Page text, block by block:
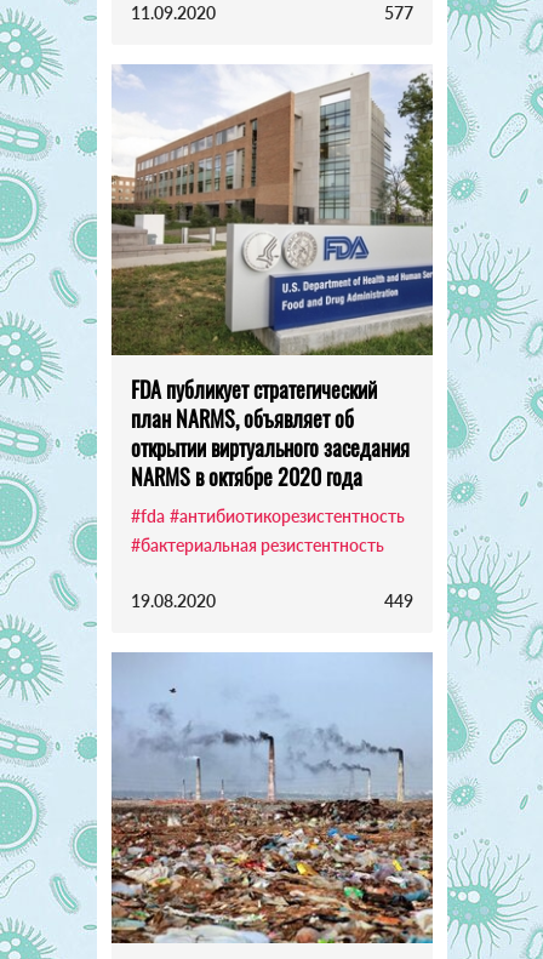
11.09.2020 577
FDA публикует стратегический
план NARMS, объявляет об
открытии виртуального заседания
NARMS в октябре 2020 года
#fda #антибиотикорезистентность
#бактериальная резистентность
19.08.2020 449